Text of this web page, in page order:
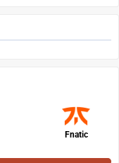
Fnatic